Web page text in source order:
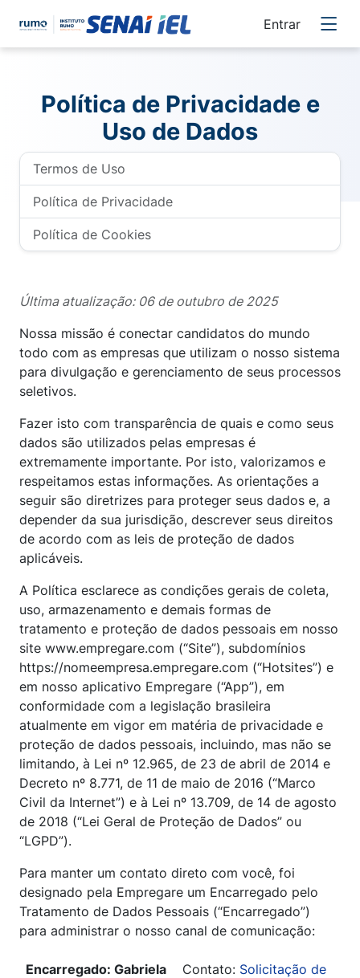
Entrar
Política de Privacidade e
Uso de Dados
Termos de Uso
Política de Privacidade
Política de Cookies
Última atualização: 06 de outubro de 2025
Nossa missão é conectar candidatos do mundo
todo com as empresas que utilizam o nosso sistema
para divulgação e gerenciamento de seus processos
seletivos.
Fazer isto com transparência de quais e como seus
dados são utilizados pelas empresas é
extremamente importante. Por isto, valorizamos e
respeitamos estas informações. As orientações a
seguir são diretrizes para proteger seus dados e, a
depender da sua jurisdição, descrever seus direitos
de acordo com as leis de proteção de dados
aplicáveis.
A Política esclarece as condições gerais de coleta,
uso, armazenamento e demais formas de
tratamento e proteção de dados pessoais em nosso
site www.empregare.com (“Site”), subdomínios
https://nomeempresa.empregare.com (“Hotsites”) e
em nosso aplicativo Empregare (“App”), em
conformidade com a legislação brasileira
atualmente em vigor em matéria de privacidade e
proteção de dados pessoais, incluindo, mas não se
limitando, à Lei nº 12.965, de 23 de abril de 2014 e
Decreto nº 8.771, de 11 de maio de 2016 (“Marco
Civil da Internet”) e à Lei nº 13.709, de 14 de agosto
de 2018 (“Lei Geral de Proteção de Dados” ou
“LGPD”).
Para manter um contato direto com você, foi
designado pela Empregare um Encarregado pelo
Tratamento de Dados Pessoais (“Encarregado”)
para administrar o nosso canal de comunicação:
Encarregado: Gabriela
Contato: Solicitação de